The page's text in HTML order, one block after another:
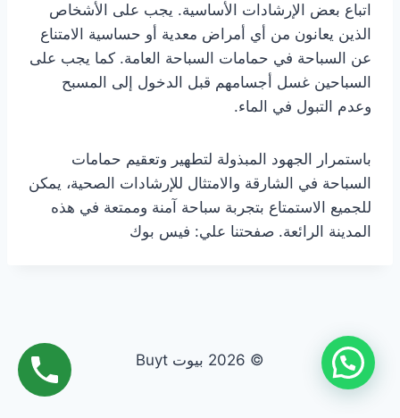
اتباع بعض الإرشادات الأساسية. يجب على الأشخاص
الذين يعانون من أي أمراض معدية أو حساسية الامتناع
عن السباحة في حمامات السباحة العامة. كما يجب على
السباحين غسل أجسامهم قبل الدخول إلى المسبح
وعدم التبول في الماء.
باستمرار الجهود المبذولة لتطهير وتعقيم حمامات
السباحة في الشارقة والامتثال للإرشادات الصحية، يمكن
للجميع الاستمتاع بتجربة سباحة آمنة وممتعة في هذه
المدينة الرائعة. صفحتنا علي: فيس بوك
© 2026 بيوت Buyt